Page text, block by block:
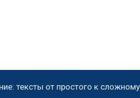
тексты от простого к